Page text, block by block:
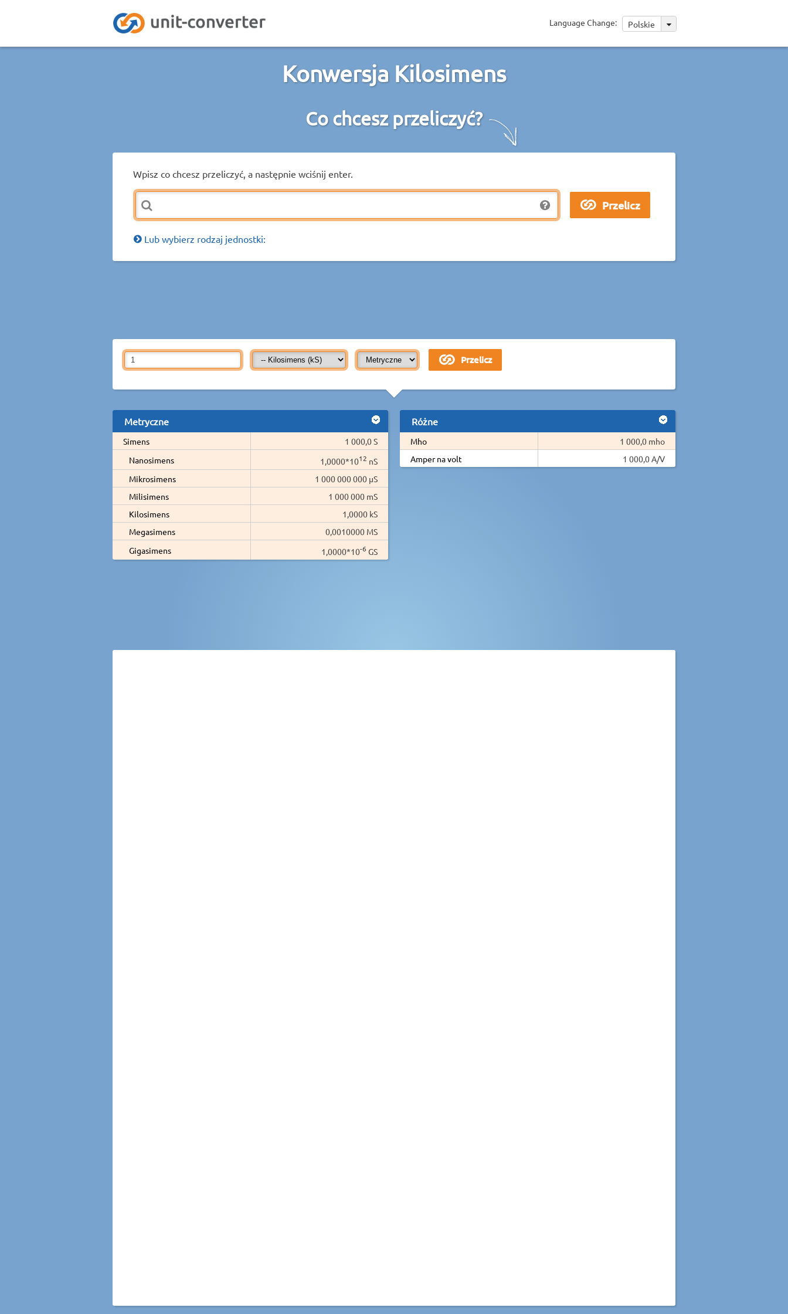
Language Change: Polskie
Konwersja Kilosimens
Co chcesz przeliczyć?
Wpisz co chcesz przeliczyć, a następnie wciśnij enter.
Lub wybierz rodzaj jednostki:
Metryczne
Simens
1 000,0 S
Nanosimens
1,0000*1012 nS
Mikrosimens
1 000 000 000 µS
Milisimens
1 000 000 mS
Kilosimens
1,0000 kS
Megasimens
0,0010000 MS
Gigasimens
1,0000*10-6 GS
Różne
Mho
1 000,0 mho
Amper na volt
1 000,0 A/V